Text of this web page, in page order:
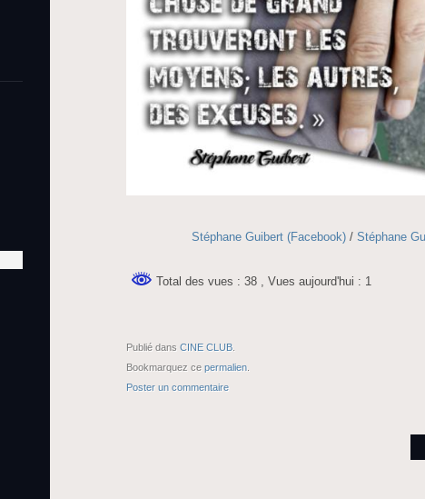
Stéphane Guibert (Facebook) / Stéphane
Total des vues : 38 , Vues aujourd'hui : 1
Publié dans CINE CLUB.
Bookmarquez ce permalien.
Poster un commentaire